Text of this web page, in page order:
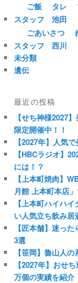
ご飯
タレ
スタッフ 池田
ごあいさつ
スタッフ 西川
未分類
遺伝
最近の投稿
【せち神様2027
限定開催中！！
【2027年】人気
【HBCラジオ】
には！？
【上本町焼肉】
月館 上本町本店
【上本町ハイハ
い人気立ち飲み居
【匠本舗】迷っ
3選
【笹岡】魯山人
【2027年】おせ
万個の実績を紹介